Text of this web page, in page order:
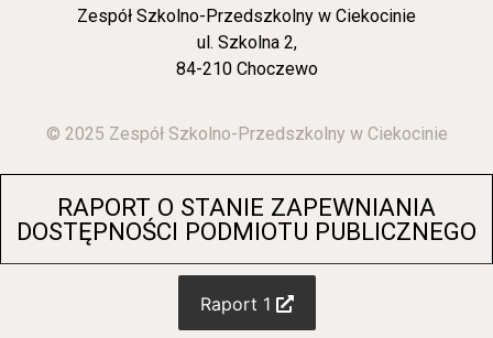
Zespół Szkolno-Przedszkolny w Ciekocinie
ul. Szkolna 2,
84-210 Choczewo
© 2025 Zespół Szkolno-Przedszkolny w Ciekocinie
RAPORT O STANIE ZAPEWNIANIA
DOSTĘPNOŚCI PODMIOTU PUBLICZNEGO
Raport 1